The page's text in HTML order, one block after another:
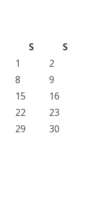
S
S
1
2
8
9
15
16
22
23
29
30